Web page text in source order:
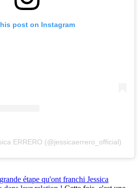
post on Instagram
ERRERO (@jessicaerrero_official)
étape qu'ont franchi Jessica